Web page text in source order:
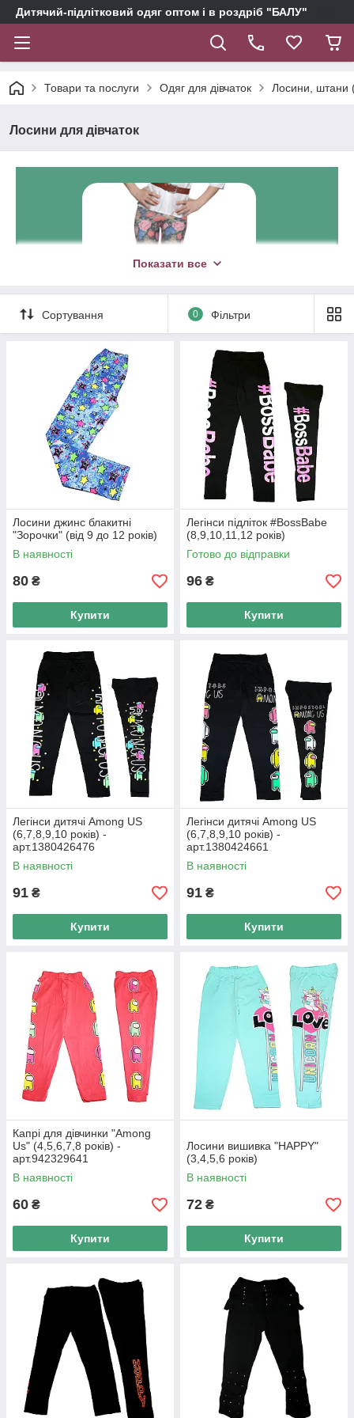
Дитячий-підлітковий одяг оптом і в роздріб "БАЛУ"
Товари та послуги Одяг для дівчаток Лосини, штани
Лосини для дівчаток
Лосини для дівчаток —
просто і зі смаком
Зручний одяг для справжніх
модниць
Лосини для дівчаток — простий, але
досить зручний вид одягу, з допомогою
якого можна вирішити безліч питань,
пов'язаних з гардеробом вашого чада.
Ми пропонуємо величезний вибір
якісних лосин для дівчаток. Дитячий
одяг від кращих турецьких виробників.
Доставка по всій території України. При
замовленні понад 2 500 грн — доставка
Батьки і діти вибирають
Джинсові лосини для
Яскраві лосини для
Головні переваги дитячого одягу
Висока якість
— співпрацюємо
з провідними турецькими
фабриками.
Широкий вибір
різноманітність кольорів і
моделей зручних і якісних
жіночих.
Невисока вартість
— якісні
дитячі речі за приємною ціновій
Універсальність— відмінно
носіння, так і для свята.
Лосини для дівчаток
Чому нас вибирають клієнти
Показати все
Сортування 0 Фільтри
Лосини джинс блакитні
"Зорочки" (від 9 до 12 років)
В наявності
80 ₴
Купити
Легінси підліток #BossBabe
(8,9,10,11,12 років)
Готово до відправки
96 ₴
Купити
Легінси дитячі Among US
(6,7,8,9,10 років) -
арт.1380426476
В наявності
91 ₴
Купити
Легінси дитячі Among US
(6,7,8,9,10 років) -
арт.1380424661
В наявності
91 ₴
Купити
Капрі для дівчинки "Among
Us" (4,5,6,7,8 років) -
арт.942329641
В наявності
60 ₴
Купити
Лосини вишивка "HAPPY"
(3,4,5,6 років)
В наявності
72 ₴
Купити